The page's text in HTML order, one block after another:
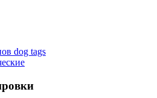
dog tags